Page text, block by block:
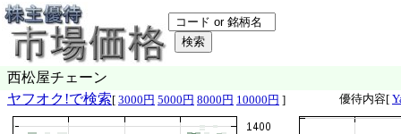
西松屋チェーン
ヤフオク!で検索 [ 3000円 5000円 8000円 10000円 ] 優待内容[